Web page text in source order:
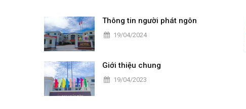
Thông tin người phát ngôn
19/04/2024
Giới thiệu chung
19/04/2023